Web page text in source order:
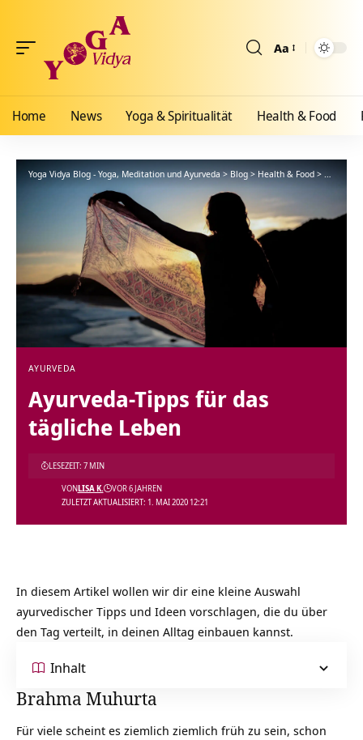
Aa
Home News Yoga & Spiritualität Health & Food
Yoga Vidya Blog - Yoga, Meditation und Ayurveda>Blog>Health & Food > Ayurveda
AYURVEDA
Ayurveda-Tipps für das
tägliche Leben
ZULETZT AKTUALISIERT: 1. MAI 2020 12:21
VONLISA K. VOR 6 JAHREN
LESEZEIT: 7 MIN
In diesem Artikel wollen wir dir eine kleine Auswahl
ayurvedischer Tipps und Ideen vorschlagen, die du über
den Tag verteilt, in deinen Alltag einbauen kannst.
Inhalt
Brahma Muhurta
Für viele scheint es ziemlich ziemlich früh zu sein, schon